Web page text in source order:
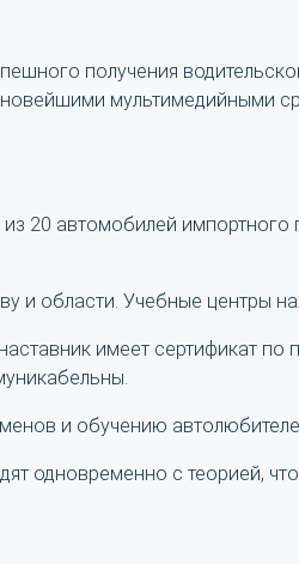
получения
мультимедийными
20 автомобилей импортного
области. Учебные центры
имеет сертификат
и обучению
одновременно с теорией,